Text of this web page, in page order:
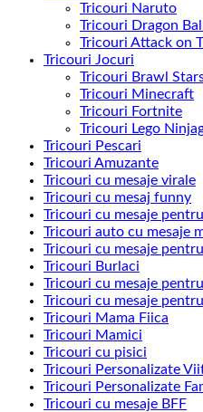
Tricouri Naruto
Tricouri Dragon Ball
Tricouri Attack on
Tricouri Jocuri
Tricouri Brawl
Tricouri Minecraft
Tricouri Fortnite
Tricouri Lego
Tricouri Pescari
Tricouri Amuzante
Tricouri cu mesaje virale
Tricouri cu mesaj funny
Tricouri cu mesaje
Tricouri auto cu mesaje
Tricouri cu mesaje
Tricouri Burlaci
Tricouri cu mesaje
Tricouri cu mesaje
Tricouri Mama Fiica
Tricouri Mamici
Tricouri cu pisici
Tricouri Personalizate
Tricouri Personalizate
Tricouri cu mesaje BFF